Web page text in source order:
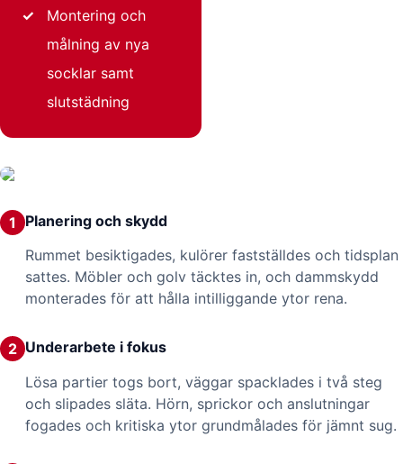
✓
Montering och
målning av nya
socklar samt
slutstädning
1
Planering och skydd
Rummet besiktigades, kulörer fastställdes och tidsplan
sattes. Möbler och golv täcktes in, och dammskydd
monterades för att hålla intilliggande ytor rena.
2 Underarbete i fokus
Lösa partier togs bort, väggar spacklades i två steg
och slipades släta. Hörn, sprickor och anslutningar
fogades och kritiska ytor grundmålades för jämnt sug.